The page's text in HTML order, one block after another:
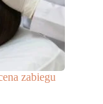
zabiegu